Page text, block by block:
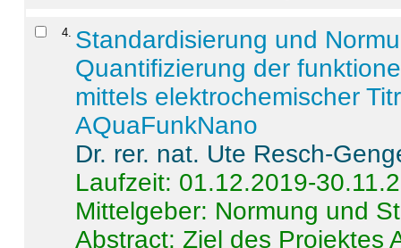
4 Standardisierung und
Quantifizierung der
mittels elektrochemischer
AQuaFunkNano
Dr. rer. nat. Ute Resch-
Laufzeit: 01.12.2019-
Mittelgeber: Normung und
Abstract:Ziel des Projektes